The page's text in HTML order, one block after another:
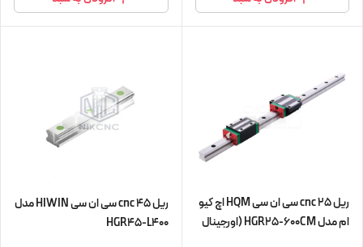
400CM (اورجینال وارداتی)
ریل 25 cnc سی ان سی HQM اچ کیو
ام مدل HGR25-600CM (اورجینال
ریل 45 cnc سی ان سی HIWIN مدل
HGR45-L400